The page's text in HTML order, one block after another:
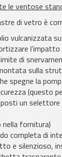
le ventose
di vetro è
vulcanizzata
di
sulla
spegne la
(questo
un
fornitura)
completa di
e silenzioso,